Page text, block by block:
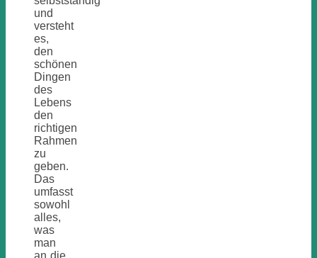
und
versteht
es,
den
schönen
Dingen
des
Lebens
den
richtigen
Rahmen
zu
geben.
Das
umfasst
sowohl
alles,
was
man
an die